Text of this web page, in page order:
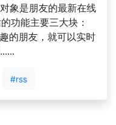
象是朋友的最新在线
功能主要三大块：
的朋友，就可以实时
#rss